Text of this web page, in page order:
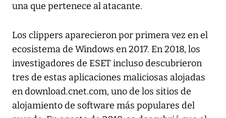
una que pertenece al atacante.
Los clippers aparecieron por primera vez en el
ecosistema de Windows en 2017. En 2018, los
investigadores de ESET incluso descubrieron
tres de estas aplicaciones maliciosas alojadas
en download.cnet.com, uno de los sitios de
alojamiento de software más populares del